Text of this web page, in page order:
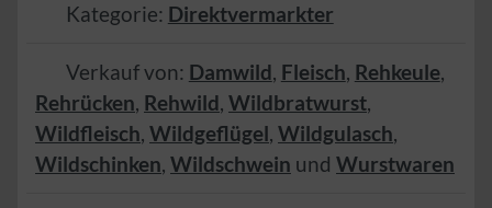
Kategorie: Direktvermarkter
Verkauf von: Damwild, Fleisch, Rehkeule,
Rehrücken, Rehwild, Wildbratwurst,
Wildfleisch, Wildgeflügel, Wildgulasch,
Wildschinken, Wildschwein und Wurstwaren